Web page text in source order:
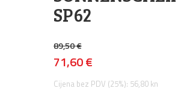
SP62
89,50 €
71,60 €
Cijena bez PDV (25%): 56,80 kn